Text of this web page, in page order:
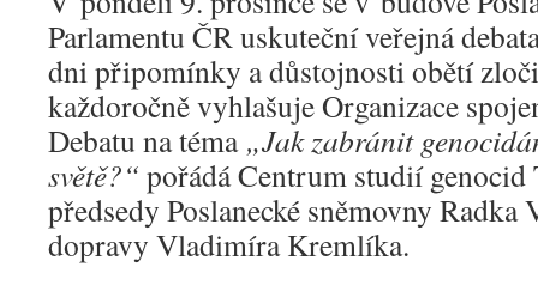
Parlamentu ČR uskuteční veřejná
dni připomínky a důstojnosti obětí
každoročně vyhlašuje Organizace
Debatu na téma „Jak zabránit
světě?“ pořádá Centrum studií genocid
předsedy Poslanecké sněmovny Radka
dopravy Vladimíra Kremlíka.